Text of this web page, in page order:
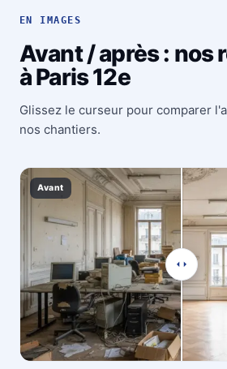
EN IMAGES
Avant / après : nos
à Paris 12e
Glissez le curseur pour comparer
nos chantiers.
Avant